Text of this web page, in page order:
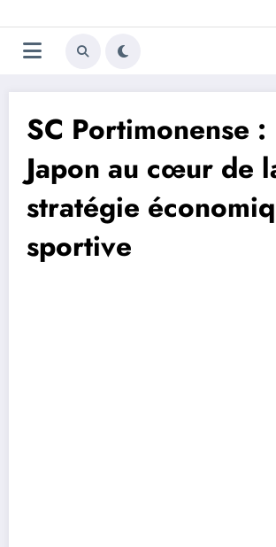
au
contenu
Trivela
SC Portimonense :
Japon au cœur de
stratégie
sportive